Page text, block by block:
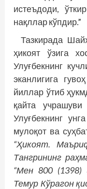
истеъдоди,
нақллар кўпдир.”
Тазкирада
ҳикоят ўзига
Улуғбекнинг
эканлигига
йиллар ўтиб
қайта
Улуғбекнинг
мулоқот ва
“Ҳикоят.
Танг­рининг
“Мен 800 (1398)
Темур Кўрагон